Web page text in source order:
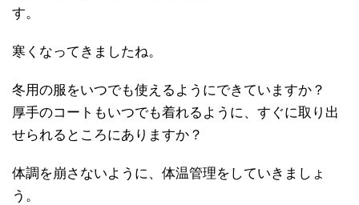
す。
寒くなってきましたね。
冬用の服をいつでも使えるようにできていますか？
厚手のコートもいつでも着れるように、すぐに取り出
せられるところにありますか？
体調を崩さないように、体温管理をしていきましょ
う。